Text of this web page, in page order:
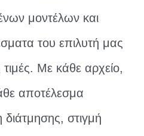
μοντέλων και
του επιλυτή μας
Με κάθε αρχείο,
αποτέλεσμα
διάτμησης, στιγμή